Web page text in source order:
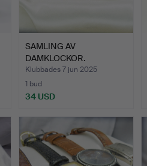
SAMLING AV
DAMKLOCKOR.
Klubbades 7 jun 2025
1 bud
34 USD